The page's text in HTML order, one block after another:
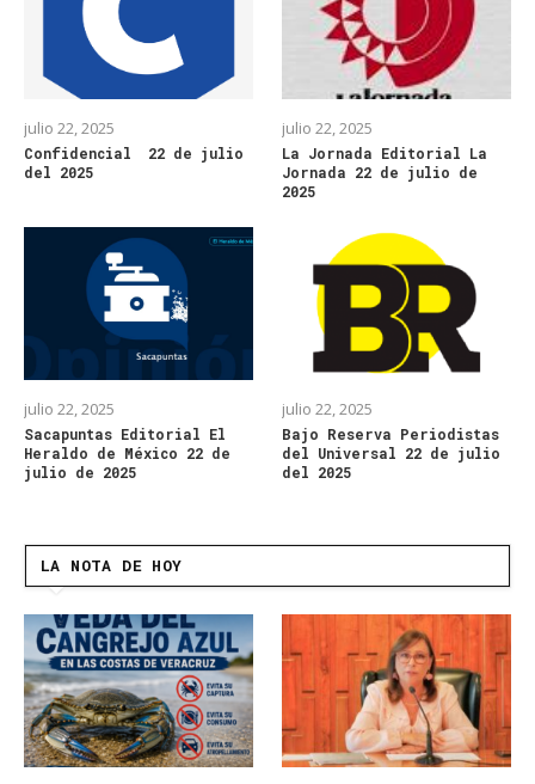
julio 22, 2025
Confidencial 22 de julio
del 2025
julio 22, 2025
La Jornada Editorial La
Jornada 22 de julio de
2025
julio 22, 2025
Sacapuntas Editorial El
Heraldo de México 22 de
julio de 2025
julio 22, 2025
Bajo Reserva Periodistas
del Universal 22 de julio
del 2025
LA NOTA DE HOY